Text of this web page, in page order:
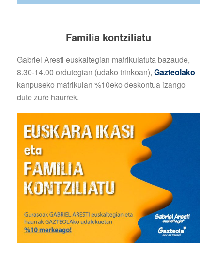
Familia kontziliatu
Gabriel Aresti euskaltegian matrikulatuta bazaude,
8.30-14.00 ordutegian (udako trinkoan), Gazteolako
kanpuseko matrikulan %10eko deskontua izango
dute zure haurrek.